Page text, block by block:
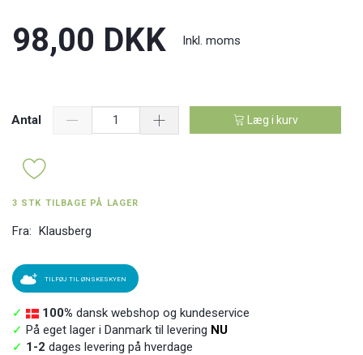
98,00 DKK Inkl. moms
Antal Læg i kurv
3 STK TILBAGE PÅ LAGER
Fra: Klausberg
TILFØJ TIL ØNSKESKYEN
✓ 100% dansk webshop og kundeservice
✓ På eget lager i Danmark til levering NU
✓ 1-2 dages levering på hverdage